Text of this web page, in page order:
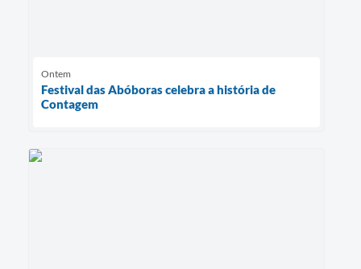
Ontem
Festival das Abóboras celebra a história de
Contagem